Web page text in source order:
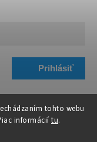
tohto webu
informácií tu.
Prihlásiť